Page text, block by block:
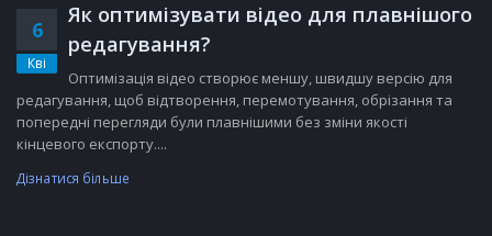
6
Кві
Як оптимізувати відео для плавнішого
редагування?
Оптимізація відео створює меншу, швидшу версію для
редагування, щоб відтворення, перемотування, обрізання та
попередні перегляди були плавнішими без зміни якості
кінцевого експорту....
Дізнатися більше